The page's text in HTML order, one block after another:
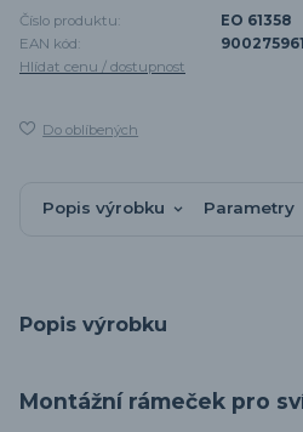
Číslo produktu:
EO 61358
EAN kód:
Hlídat cenu / dostupnost
Do oblíbených
Popis výrobku Parametry
Popis výrobku
Montážní rámeček pro